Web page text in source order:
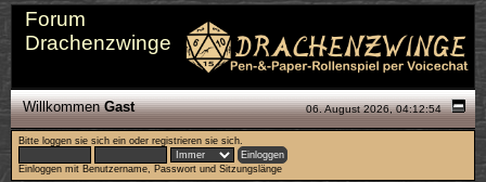
Forum
Drachenzwinge
06. August 2026, 04:12:54
WillkommenGast
Bitte loggen sie sich ein oderregistrieren sie sich.
Einloggen mit Benutzername, Passwort und Sitzungslänge